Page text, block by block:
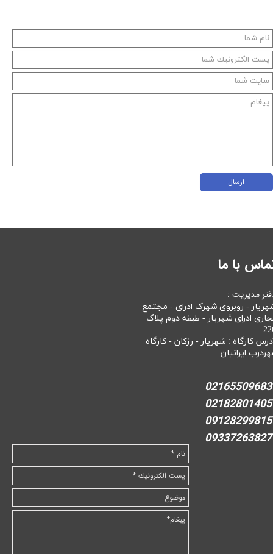
ارسال
با ما
مدیریت :
- روبروی شهرک ادرای - مجتمع
ادرای شهریار - طبقه دوم پلاک
کارگاه : شهریار - رزکان - کارگاه
ایرانیان
02165509683
02182801405
09128299815
09337263827